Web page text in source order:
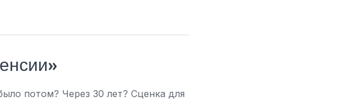
потом? Через 30 лет? Сценка для